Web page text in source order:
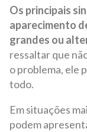
Os principais
aparecimento
grandes ou
ressaltar que
o problema, ele
todo.
Em situações
podem